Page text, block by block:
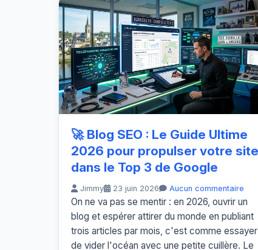
🚀 Blog SEO : Le Guide Ultime
2026 pour propulser votre site
dans le Top 3 de Google
Jimmy 23 juin 2026 Aucun commentaire
On ne va pas se mentir : en 2026, ouvrir un
blog et espérer attirer du monde en publiant
trois articles par mois, c'est comme essayer
de vider l'océan avec une petite cuillère. Le